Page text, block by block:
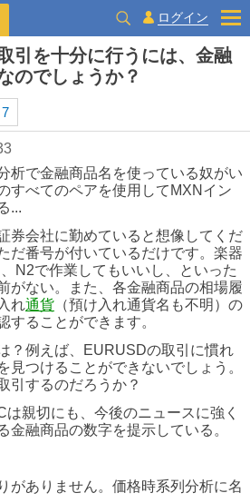
ログイン
引を十分に行うには、金融
のでしょうか？
7
析で金融商品名を使っている奴がい
すべてのペアを使用してMXNイン
...
券会社に勤めていると想像してくだ
だ番号が付いているだけです。楽器
N2で作業してもいいし、といった
がない。また、各金融商品の相場履
れ通貨 （預け入れ通貨名も不明）の
することができます。
？例えば、EURUSDの取引に慣れ
見つけることができないでしょう。
引するのだろうか？
親切にも、今後のニュースに強く
金融商品の数字を提示している。
がありません。価格時系列分析に名